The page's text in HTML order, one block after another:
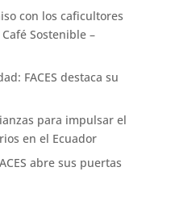
con los caficultores
Sostenible –
FACES destaca su
para impulsar el
en el Ecuador
abre sus puertas